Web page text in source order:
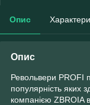
Опис
Опис
Револьвери PROFI
популярність яких
компанією ZBROIA